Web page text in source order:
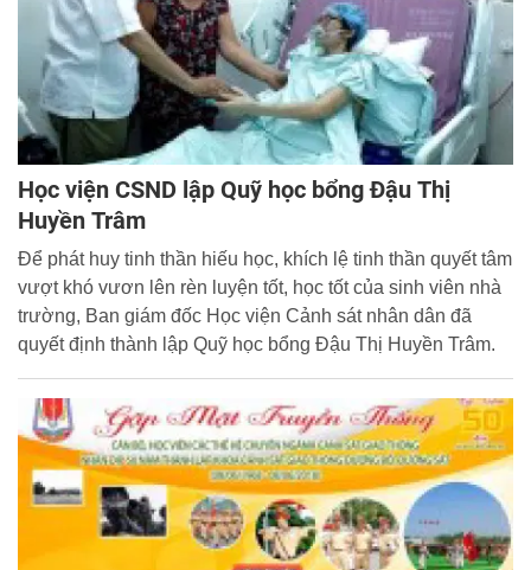
Học viện CSND lập Quỹ học bổng Đậu Thị
Huyền Trâm
Để phát huy tinh thần hiếu học, khích lệ tinh thần quyết tâm
vượt khó vươn lên rèn luyện tốt, học tốt của sinh viên nhà
trường, Ban giám đốc Học viện Cảnh sát nhân dân đã
quyết định thành lập Quỹ học bổng Đậu Thị Huyền Trâm.